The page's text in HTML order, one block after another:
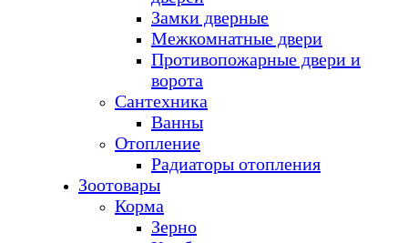
Замки дверные
Межкомнатные двери
Противопожарные двери и
ворота
Сантехника
Ванны
Отопление
Радиаторы отопления
Зоотовары
Корма
Зерно